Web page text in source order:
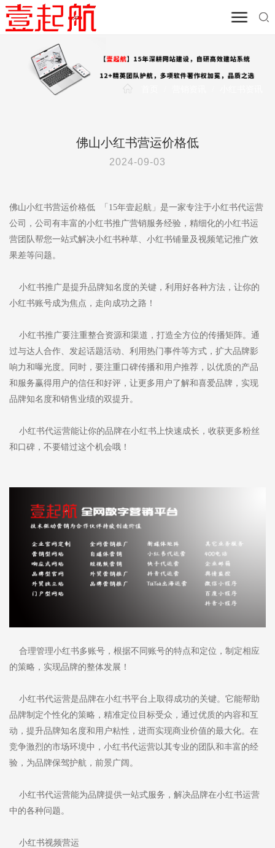
佛山小红书营运价格低
2024-09-03
佛山小红书营运价格低 「15年壹起航」是一家专注于小红书代运营
公司，公司有丰富的小红书推广营销服务经验，精细化的小红书运
营团队帮您一站式解决小红书种草、小红书铺量及视频笔记推广效
果差等问题。
小红书推广是提升品牌知名度的关键，利用好各种方法，让你的
小红书账号成为焦点，走向成功之路！
小红书推广要注重整合资源和渠道，打造全方位的传播矩阵。通
过与达人合作、发起话题活动、利用热门事件等方式，扩大品牌影
响力和曝光度。同时，要注重口碑传播和用户推荐，以优质的产品
和服务赢得用户的信任和好评，让更多用户了解和喜爱品牌，实现
品牌知名度和销售业绩的双提升。
小红书代运营能让你的品牌在小红书上快速成长，收获更多粉丝
和口碑，不要错过这个机会哦！
合理管理小红书多账号，根据不同账号的特点和定位，制定相应
的策略，实现品牌的整体发展！
小红书代运营是品牌在小红书平台上取得成功的关键。它能帮助
品牌制定个性化的策略，精准定位目标受众，通过优质的内容和互
动，提升品牌知名度和用户粘性，进而实现商业价值的最大化。在
竞争激烈的市场环境中，小红书代运营以其专业的团队和丰富的经
验，为品牌保驾护航，前景广阔。
小红书代运营能为品牌提供一站式服务，解决品牌在小红书运营
中的各种问题。
小红书视频营运